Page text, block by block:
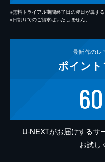
※無料トライアル期間終了日の翌日が属する
※日割りでのご請求はいたしません。
最新作のレ
ポイント
U-NEXTがお届けするサ
お試し